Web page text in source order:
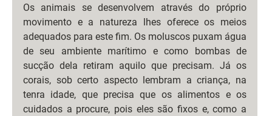
Os animais se desenvolvem através do próprio
movimento e a natureza lhes oferece os meios
adequados para este fim. Os moluscos puxam água
de seu ambiente marítimo e como bombas de
sucção dela retiram aquilo que precisam. Já os
corais, sob certo aspecto lembram a criança, na
tenra idade, que precisa que os alimentos e os
cuidados a procure, pois eles são fixos e, como a